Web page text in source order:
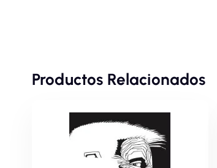
Productos Relacionados